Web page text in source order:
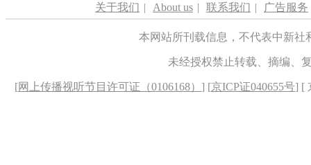
关于我们 | About us | 联系我们 | 广告服务
本网站所刊载信息，不代表中新
未经授权禁止转载、摘编、
[网上传播视听节目许可证（0106168） ] [京ICP证040655号] [